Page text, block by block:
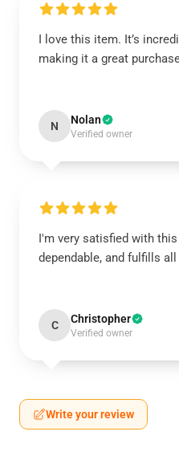
I love this item. It’s
making it a great
N Nolan
Verified owner
I'm very satisfied with
dependable, and fulfills
C Christopher
Verified owner
Write your review